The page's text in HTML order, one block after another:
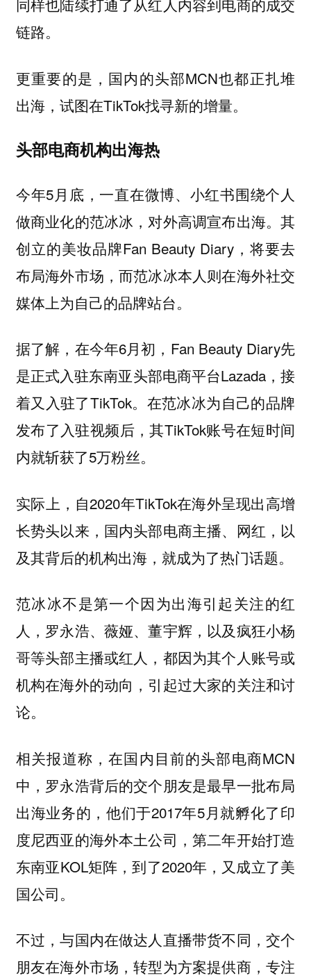
链路。
更重要的是，国内的头部MCN也都正扎堆
出海，试图在TikTok找寻新的增量。
头部电商机构出海热
今年5月底，一直在微博、小红书围绕个人
做商业化的范冰冰，对外高调宣布出海。其
创立的美妆品牌Fan Beauty Diary，将要去
布局海外市场，而范冰冰本人则在海外社交
媒体上为自己的品牌站台。
据了解，在今年6月初，Fan Beauty Diary先
是正式入驻东南亚头部电商平台Lazada，接
着又入驻了TikTok。在范冰冰为自己的品牌
发布了入驻视频后，其TikTok账号在短时间
内就斩获了5万粉丝。
实际上，自2020年TikTok在海外呈现出高增
长势头以来，国内头部电商主播、网红，以
及其背后的机构出海，就成为了热门话题。
范冰冰不是第一个因为出海引起关注的红
人，罗永浩、薇娅、董宇辉，以及疯狂小杨
哥等头部主播或红人，都因为其个人账号或
机构在海外的动向，引起过大家的关注和讨
论。
相关报道称，在国内目前的头部电商MCN
中，罗永浩背后的交个朋友是最早一批布局
出海业务的，他们于2017年5月就孵化了印
度尼西亚的海外本土公司，第二年开始打造
东南亚KOL矩阵，到了2020年，又成立了美
国公司。
不过，与国内在做达人直播带货不同，交个
朋友在海外市场，转型为方案提供商，专注